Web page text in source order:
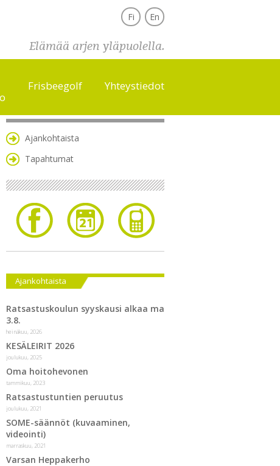
Fi En
Elämää arjen yläpuolella.
Frisbeegolf Yhteystiedot
Ajankohtaista
Tapahtumat
Ajankohtaista
Ratsastuskoulun syyskausi alkaa ma
3.8.
heinäkuu, 2026
KESÄLEIRIT 2026
joulukuu, 2025
Oma hoitohevonen
tammikuu, 2023
Ratsastustuntien peruutus
joulukuu, 2021
SOME-säännöt (kuvaaminen,
videointi)
marraskuu, 2021
Varsan Heppakerho